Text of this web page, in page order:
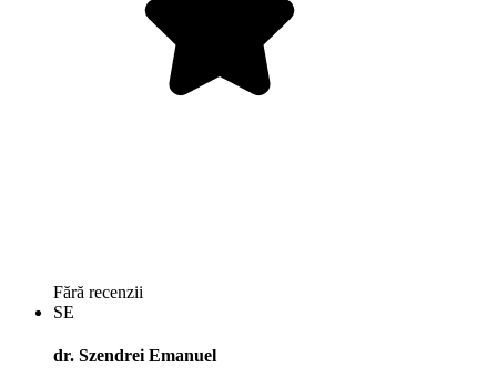
Fără recenzii
SE
dr. Szendrei Emanuel